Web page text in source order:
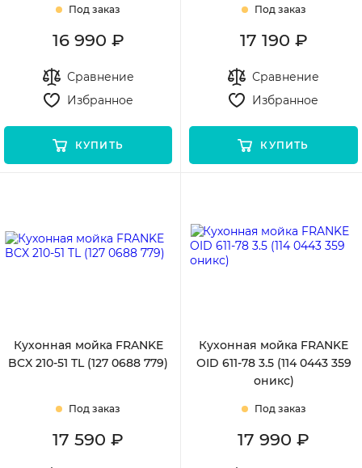
Под заказ
16 990 ₽
Сравнение
Избранное
КУПИТЬ
Под заказ
17 190 ₽
Сравнение
Избранное
КУПИТЬ
Кухонная мойка FRANKE
BCX 210-51 TL (127 0688 779)
Под заказ
17 590 ₽
Кухонная мойка FRANKE
OID 611-78 3.5 (114 0443 359
оникс)
Под заказ
17 990 ₽